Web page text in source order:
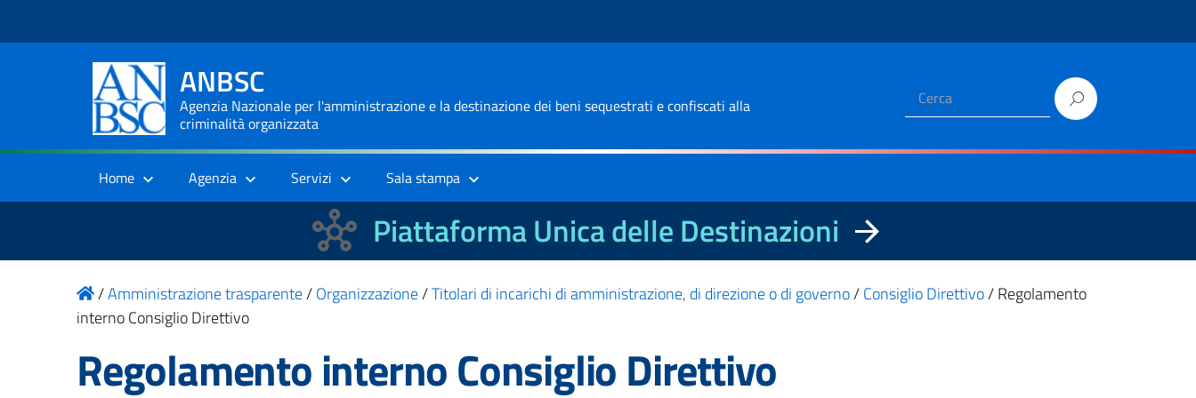
ANBSC
Agenzia Nazionale per l'amministrazione e la destinazione dei beni sequestrati e confiscati alla
criminalità organizzata
Home Agenzia Servizi Sala stampa
Piattaforma Unica delle Destinazioni
/Amministrazione trasparente/Organizzazione/Titolari di incarichi di amministrazione, di direzione o di governo/Consiglio Direttivo/Regolamento
interno Consiglio Direttivo
Regolamento interno Consiglio Direttivo